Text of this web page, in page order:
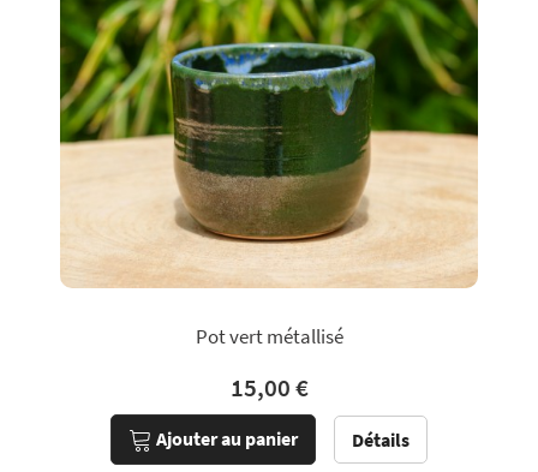
Pot vert métallisé
15,00 €
Ajouter au panier Détails